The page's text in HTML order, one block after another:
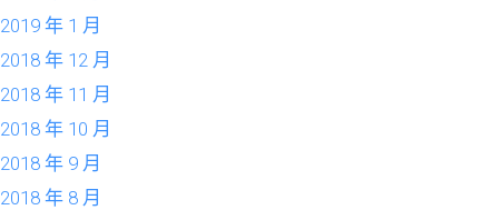
2019 年 1 月
2018 年 12 月
2018 年 11 月
2018 年 10 月
2018 年 9 月
2018 年 8 月